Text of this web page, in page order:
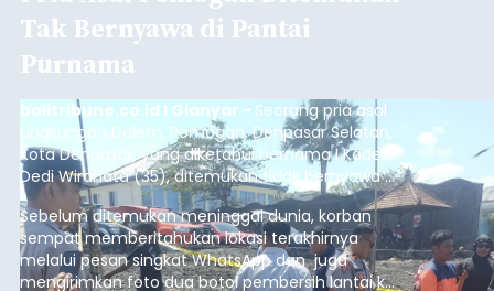
Tak Bernyawa di Pantai
Purnama
balitribune.co.id I Gianyar - Seorang pria asal
Lingkungan Dalem, Pemogan, Denpasar Selatan,
Kota Denpasar, yang diketahui bernama I Kadek
Dedi Wiranata (35), ditemukan tidak bernyawa di
pesisir Pantai Purnama, Sukawati.
Sebelum ditemukan meninggal dunia, korban
sempat memberitahukan lokasi terakhirnya
melalui pesan singkat WhatsApp dan juga
mengirimkan foto dua botol pembersih lantai ke